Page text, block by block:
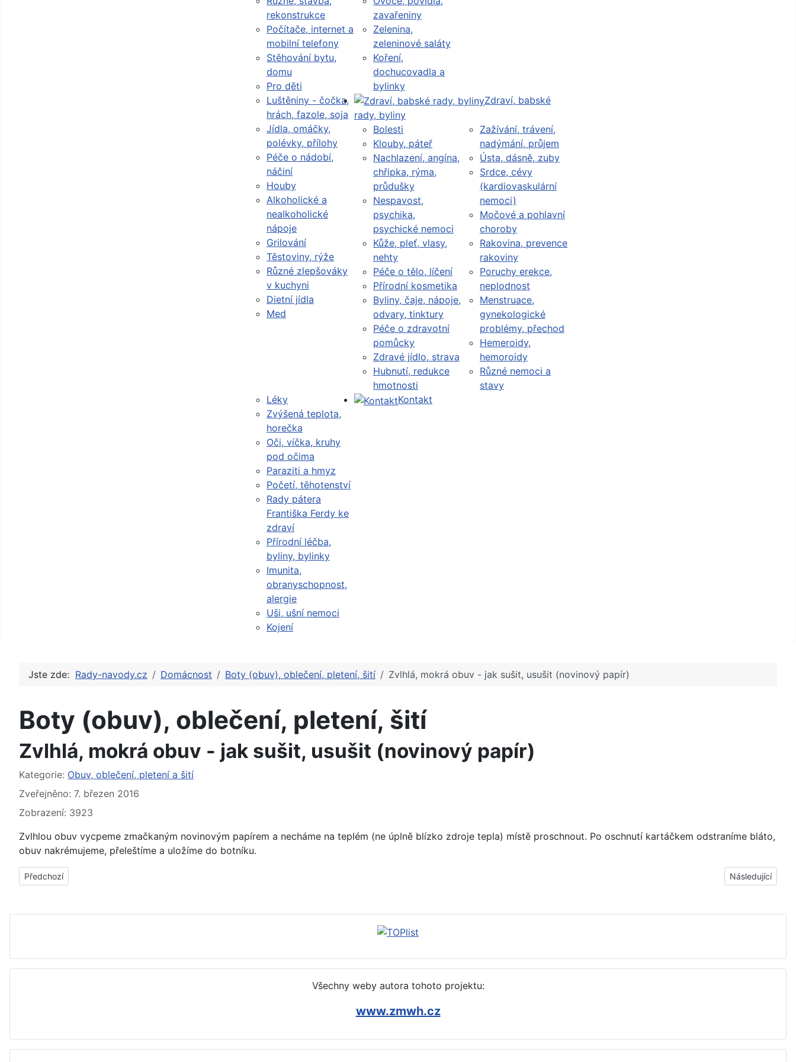
rekonstrukce
Počítače, internet a
mobilní telefony
Stěhování bytu,
domu
Pro děti
zavařeniny
Zelenina,
zeleninové saláty
Koření,
dochucovadla a
bylinky
Luštěniny - čočka,
hrách, fazole, soja
Jídla, omáčky,
polévky, přílohy
Péče o nádobí,
náčiní
Houby
Alkoholické a
nealkoholické
nápoje
Grilování
Těstoviny, rýže
Různé zlepšováky
v kuchyni
Dietní jídla
Med
Zdraví, babské
rady, byliny
Bolesti
Klouby, páteř
Nachlazení, angína,
chřipka, rýma,
průdušky
Nespavost,
psychika,
psychické nemoci
Kůže, pleť, vlasy,
nehty
Péče o tělo, líčení
Přírodní kosmetika
Byliny, čaje, nápoje,
odvary, tinktury
Péče o zdravotní
pomůcky
Zdravé jídlo, strava
Hubnutí, redukce
hmotnosti
Zažívání, trávení,
nadýmání, průjem
Ústa, dásně, zuby
Srdce, cévy
(kardiovaskulární
nemoci)
Močové a pohlavní
choroby
Rakovina, prevence
rakoviny
Poruchy erekce,
neplodnost
Menstruace,
gynekologické
problémy, přechod
Hemeroidy,
hemoroidy
Různé nemoci a
stavy
Léky
Zvýšená teplota,
horečka
Oči, víčka, kruhy
pod očima
Paraziti a hmyz
Početí, těhotenství
Rady pátera
Františka Ferdy ke
zdraví
Přírodní léčba,
byliny, bylinky
Imunita,
obranyschopnost,
alergie
Uši, ušní nemoci
Kojení
Kontakt
Jste zde: Rady-navody.cz Domácnost Boty (obuv), oblečení, pletení, šití Zvlhlá, mokrá obuv - jak sušit, usušit (novinový papír)
Boty (obuv), oblečení, pletení, šití
Zvlhlá, mokrá obuv - jak sušit, usušit (novinový papír)
Základní údaje
Kategorie: Obuv, oblečení, pletení a šití
Zveřejněno: 7. březen 2016
Zobrazení: 3923
Zvlhlou obuv vycpeme zmačkaným novinovým papírem a necháme na teplém (ne úplně blízko zdroje tepla) místě proschnout. Po oschnutí kartáčkem odstraníme bláto,
obuv nakrémujeme, přeleštíme a uložíme do botníku.
Předchozí článek: Plíseň na obuvi, botách - jak, čím odstranit, vyčistit (líh, voda)
Předchozí Další článek:
Následující
Všechny weby autora tohoto projektu:
www.zmwh.cz